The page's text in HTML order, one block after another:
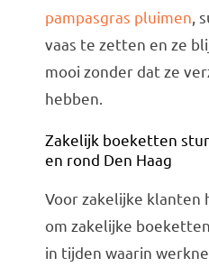
pampasgras pluimen,
vaas te zetten en ze
mooi zonder dat ze
hebben.
Zakelijk boeketten
en rond Den Haag
Voor zakelijke klanten
om zakelijke
in tijden waarin